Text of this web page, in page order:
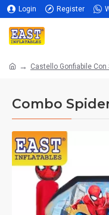
Login Register
Castello Gonfiabile Con
Combo